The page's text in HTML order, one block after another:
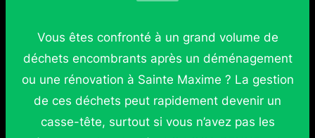
Vous êtes confronté à un grand volume de
déchets encombrants après un déménagement
ou une rénovation à Sainte Maxime ? La gestion
de ces déchets peut rapidement devenir un
casse-tête, surtout si vous n’avez pas les